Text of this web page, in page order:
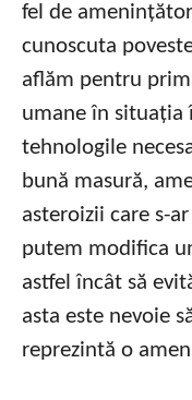
fel de
cunoscuta
aflăm pentru
umane în situația
tehnologile
bună masură,
asteroizii care s-
putem modifica
astfel încât să
asta este nevoie
reprezintă o